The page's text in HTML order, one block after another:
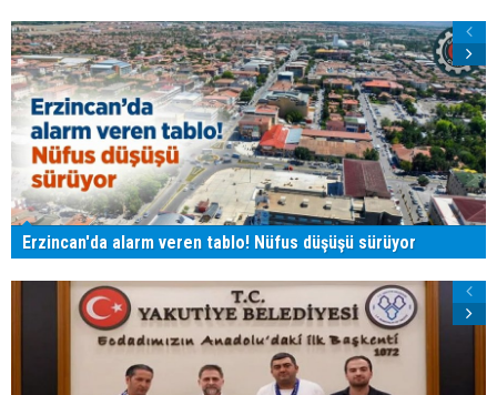
Erzincan'da alarm veren tablo! Nüfus düşüşü sürüyor